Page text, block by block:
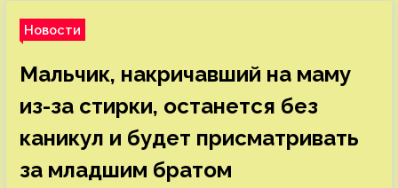
Новости
Мальчик, накричавший на маму
из-за стирки, останется без
каникул и будет присматривать
за младшим братом